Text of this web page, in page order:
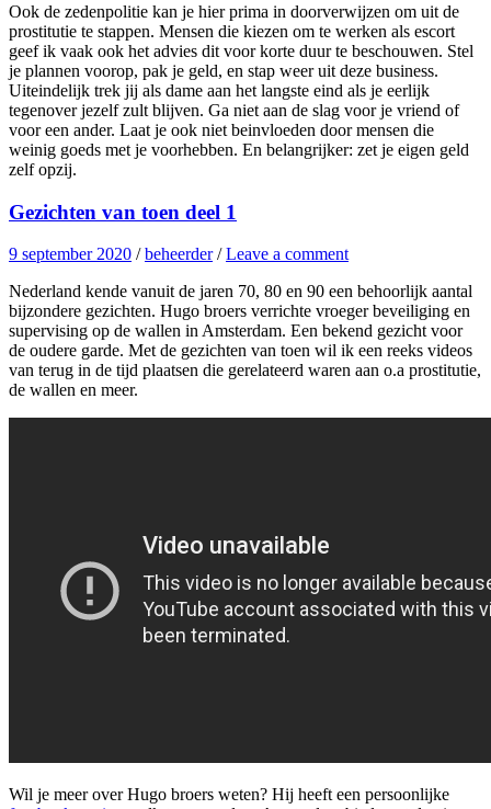
Ook de zedenpolitie kan je hier prima in doorverwijzen om uit de
prostitutie te stappen. Mensen die kiezen om te werken als escort
geef ik vaak ook het advies dit voor korte duur te beschouwen. Stel
je plannen voorop, pak je geld, en stap weer uit deze business.
Uiteindelijk trek jij als dame aan het langste eind als je eerlijk
tegenover jezelf zult blijven. Ga niet aan de slag voor je vriend of
voor een ander. Laat je ook niet beinvloeden door mensen die
weinig goeds met je voorhebben. En belangrijker: zet je eigen geld
zelf opzij.
Gezichten van toen deel 1
9 september 2020 /beheerder /Leave a comment
Nederland kende vanuit de jaren 70, 80 en 90 een behoorlijk aantal
bijzondere gezichten. Hugo broers verrichte vroeger beveiliging en
supervising op de wallen in Amsterdam. Een bekend gezicht voor
de oudere garde. Met de gezichten van toen wil ik een reeks videos
van terug in de tijd plaatsen die gerelateerd waren aan o.a prostitutie,
de wallen en meer.
Wil je meer over Hugo broers weten? Hij heeft een persoonlijke